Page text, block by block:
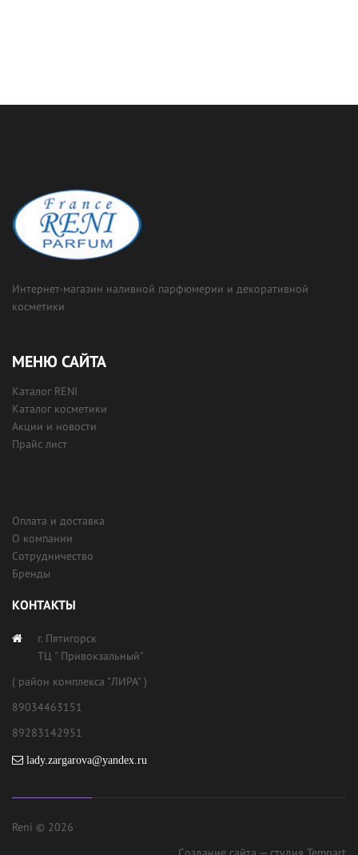
Интернет-магазин наливной парфюмерии и декоративной
косметики
МЕНЮ САЙТА
Каталог RENI
Каталог косметики
Акции и новости
Прайс лист
Оплата и доставка
О компании
Сотрудничество
Бренды
КОНТАКТЫ
г. Пятигорск
ТЦ " Привокзальный"
( район комплекса "ЛИРА" )
89034463151
89283142951
lady.zargarova@yandex.ru
Reni © 2026